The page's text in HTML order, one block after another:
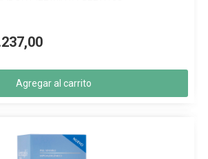
Agregar al carrito